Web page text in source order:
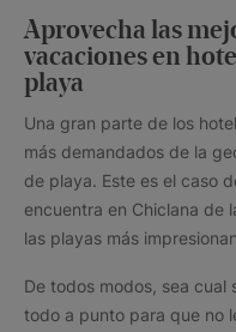
Aprovecha las
vacaciones en
playa
Una gran parte de los
más demandados de la
de playa. Este es el caso
encuentra en Chiclana de
las playas más
De todos modos, sea cual
todo a punto para que no